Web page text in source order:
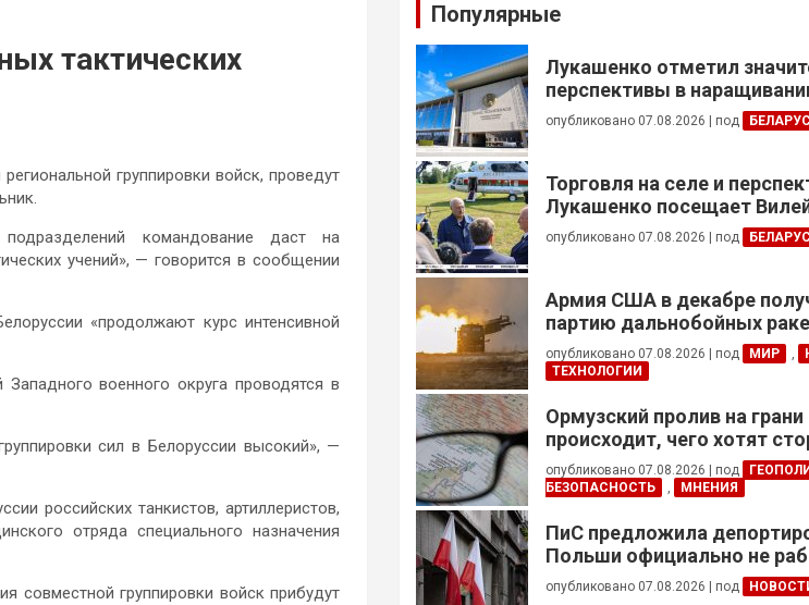
тактических
группировки войск, проведут
подразделений командование даст на
учений», — говорится в сообщении
«продолжают курс интенсивной
военного округа проводятся в
сил в Белоруссии высокий», —
российских танкистов, артиллеристов,
отряда специального назначения
совместной группировки войск прибудут
Популярные
Лукашенко отметил
перспективы в
реализации проектов с
опубликовано 07.08.2026 под
Торговля на селе и
Лукашенко посещает
опубликовано 07.08.2026 под
Армия США в декабре
партию дальнобойных
примененных против Ирана
опубликовано 07.08.2026 под МИР ,
ТЕХНОЛОГИИ
Ормузский пролив на
происходит, чего хотят
это приведет?
опубликовано 07.08.2026 под
БЕЗОПАСНОСТЬ
, МНЕНИЯ
ПиС предложила
Польши официально не
украинцев призывного
опубликовано 07.08.2026 под